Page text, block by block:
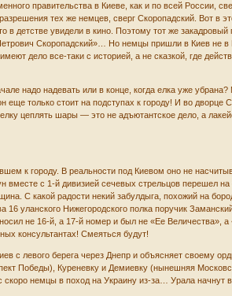
правительства в Киеве, как и по всей России,
тех же немцев, сверг Скоропадский. Вот в
в детстве увидели в кино. Поэтому тот же
Скоропадский»… Но немцы пришли в Киев не
дело все-таки с историей, а не сказкой, где
надо надевать или в конце, когда елка уже
только стоит на подступах к городу! И во дворце
цеплять шары — это не адъютантское дело, а
к городу. В реальности под Киевом оно не
с 1-й дивизией сечевых стрельцов перешел
С какой радости некий забулдыга, похожий на
уланского Нижегородского полка поручик
не 16-й, а 17-й номер и был не «Ее Величества»,
консультантах! Смеяться будут!
с левого берега через Днепр и объясняет своему
Победы), Куреневку и Демиевку (нынешняя
немцы в поход на Украину из-за… Урала начнут